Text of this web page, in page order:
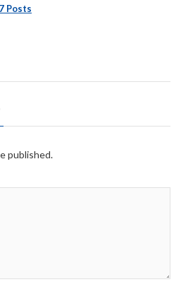
Posts
published.